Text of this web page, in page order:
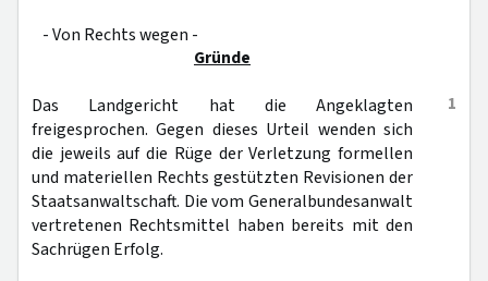
- Von Rechts wegen -
Gründe
1
Das Landgericht hat die Angeklagten
freigesprochen. Gegen dieses Urteil wenden sich
die jeweils auf die Rüge der Verletzung formellen
und materiellen Rechts gestützten Revisionen der
Staatsanwaltschaft. Die vom Generalbundesanwalt
vertretenen Rechtsmittel haben bereits mit den
Sachrügen Erfolg.